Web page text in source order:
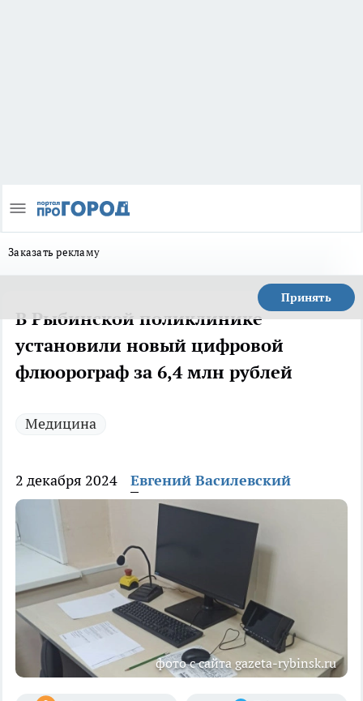
Заказать рекламу
Принять
В Рыбинской поликлинике
установили новый цифровой
флюорограф за 6,4 млн рублей
Медицина
2 декабря 2024 Евгений Василевский
фото с сайта gazeta-rybinsk.ru